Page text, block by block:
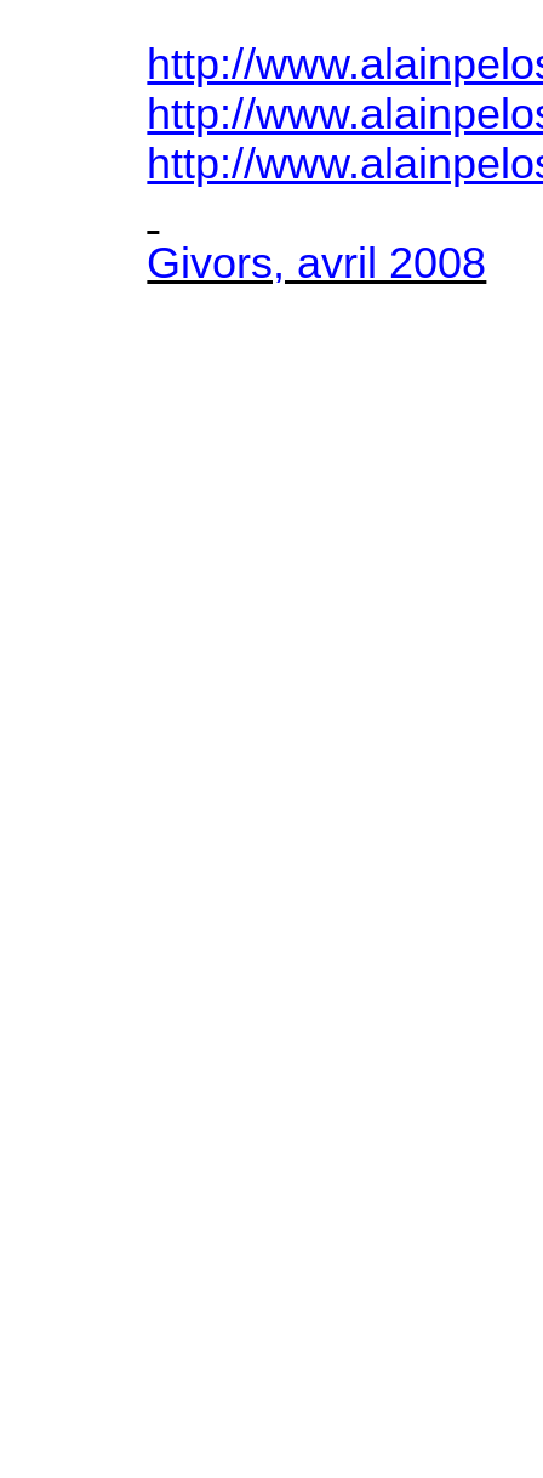
http://
http://
http://
Givors, avril 2008